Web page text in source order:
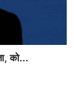
को...